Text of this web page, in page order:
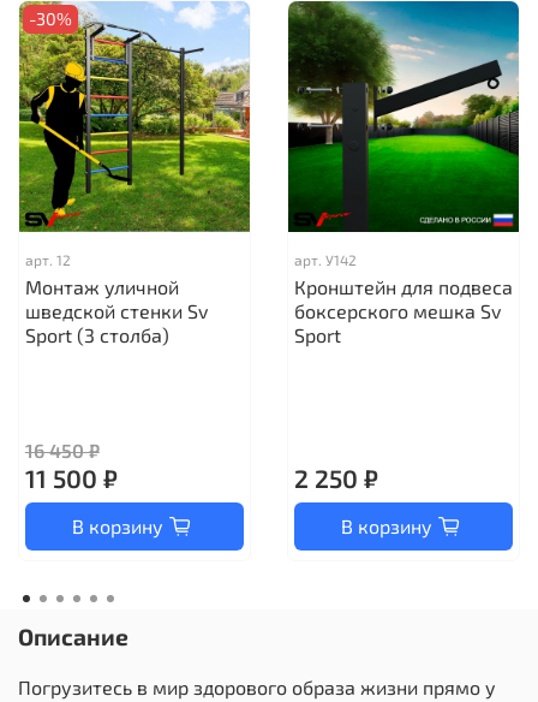
-30%
арт. 12
Монтаж уличной
шведской стенки Sv
Sport (3 столба)
16 450 ₽
11 500 ₽
В корзину
арт. У142
Кронштейн для подвеса
боксерского мешка Sv
Sport
2 250 ₽
В корзину
Описание
Погрузитесь в мир здорового образа жизни прямо у